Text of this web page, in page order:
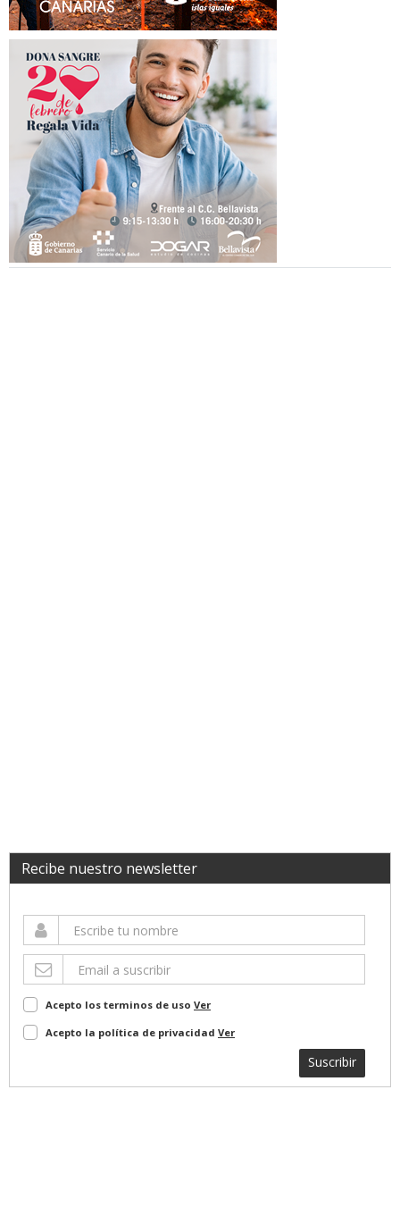
Recibe nuestro newsletter
Acepto los terminos de uso Ver
Acepto la política de privacidad Ver
Suscribir